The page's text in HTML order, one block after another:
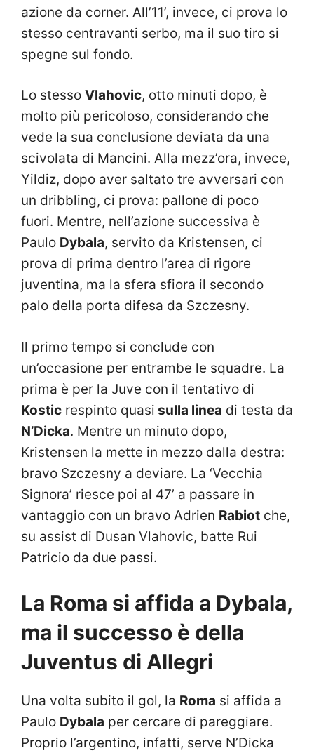
azione da corner. All’11’, invece, ci prova lo
stesso centravanti serbo, ma il suo tiro si
spegne sul fondo.
Lo stesso Vlahovic, otto minuti dopo, è
molto più pericoloso, considerando che
vede la sua conclusione deviata da una
scivolata di Mancini. Alla mezz’ora, invece,
Yildiz, dopo aver saltato tre avversari con
un dribbling, ci prova: pallone di poco
fuori. Mentre, nell’azione successiva è
Paulo Dybala, servito da Kristensen, ci
prova di prima dentro l’area di rigore
juventina, ma la sfera sfiora il secondo
palo della porta difesa da Szczesny.
Il primo tempo si conclude con
un’occasione per entrambe le squadre. La
prima è per la Juve con il tentativo di
Kostic respinto quasi sulla linea di testa da
N’Dicka. Mentre un minuto dopo,
Kristensen la mette in mezzo dalla destra:
bravo Szczesny a deviare. La ‘Vecchia
Signora’ riesce poi al 47’ a passare in
vantaggio con un bravo Adrien Rabiot che,
su assist di Dusan Vlahovic, batte Rui
Patricio da due passi.
La Roma si affida a Dybala,
ma il successo è della
Juventus di Allegri
Una volta subito il gol, la Roma si affida a
Paulo Dybala per cercare di pareggiare.
Proprio l’argentino, infatti, serve N’Dicka